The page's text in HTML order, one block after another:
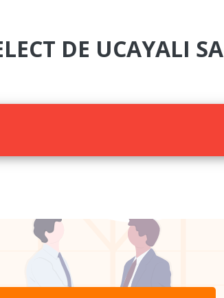
DE UCAYALI SA